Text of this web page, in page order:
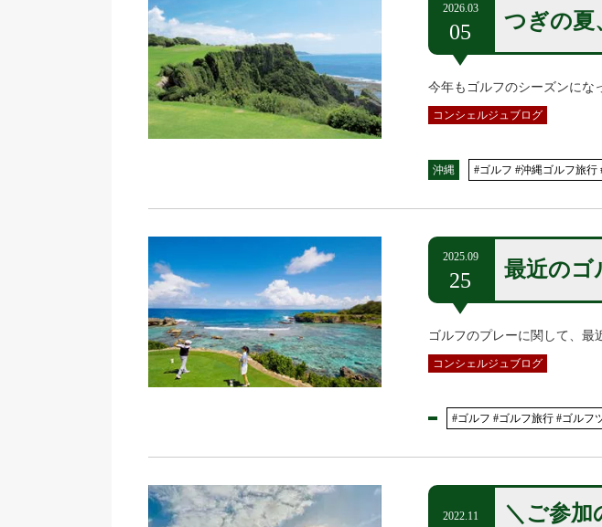
2026.03
05 つぎの夏
今年もゴルフのシーズンに
コンシェルジュブログ
沖縄 #ゴルフ #沖縄ゴルフ旅行
2025.09
25 最近のゴ
ゴルフのプレーに関して、
コンシェルジュブログ
#ゴルフ #ゴルフ旅行 #ゴルフ
2022.11
＼ご参